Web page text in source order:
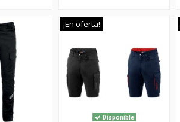
¡En oferta!
Disponible